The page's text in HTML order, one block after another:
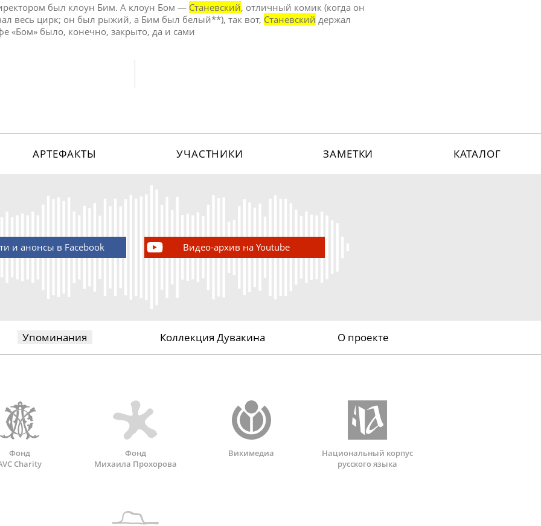
был клоун Бим. А клоун Бом — Станевский, отличный комик (когда он
весь цирк; он был рыжий, а Бим был белый**), так вот, Станевский держал
«Бом» было, конечно, закрыто, да и сами
АРТЕФАКТЫ УЧАСТНИКИ ЗАМЕТКИ КАТАЛОГ
и анонсы в Facebook Видео-архив на Youtube
Упоминания Коллекция Дувакина О проекте
Фонд
Charity
Фонд
Михаила Прохорова
Викимедиа
Национальный корпус
русского языка